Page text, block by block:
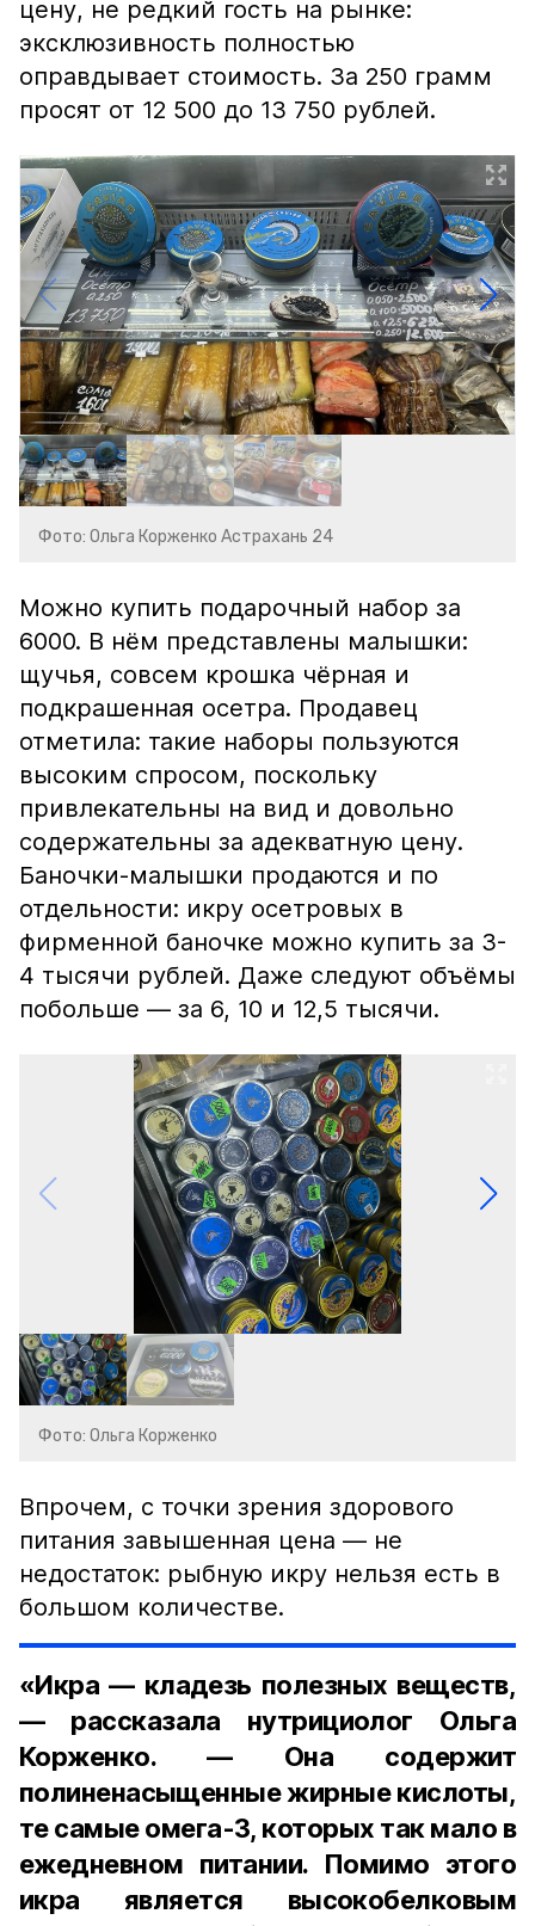
цену, не редкий гость на рынке:
эксклюзивность полностью
оправдывает стоимость. За 250 грамм
просят от 12 500 до 13 750 рублей.
Фото: Ольга Корженко Астрахань 24
Можно купить подарочный набор за
6000. В нём представлены малышки:
щучья, совсем крошка чёрная и
подкрашенная осетра. Продавец
отметила: такие наборы пользуются
высоким спросом, поскольку
привлекательны на вид и довольно
содержательны за адекватную цену.
Баночки-малышки продаются и по
отдельности: икру осетровых в
фирменной баночке можно купить за 3-
4 тысячи рублей. Даже следуют объёмы
побольше — за 6, 10 и 12,5 тысячи.
Фото: Ольга Корженко
Впрочем, с точки зрения здорового
питания завышенная цена — не
недостаток: рыбную икру нельзя есть в
большом количестве.
«Икра — кладезь полезных веществ,
— рассказала нутрициолог Ольга
Корженко. — Она содержит
полиненасыщенные жирные кислоты,
те самые омега-3, которых так мало в
ежедневном питании. Помимо этого
икра является высокобелковым